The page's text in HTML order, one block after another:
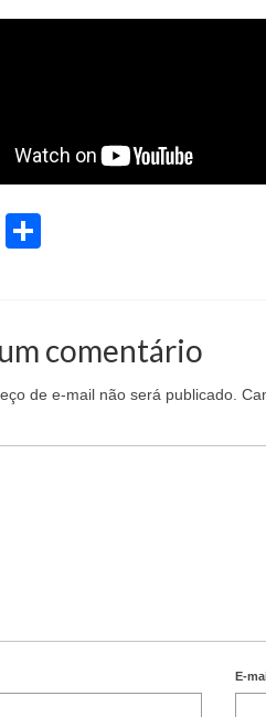
Twitter
comentário
de e-mail não será publicado.
E-